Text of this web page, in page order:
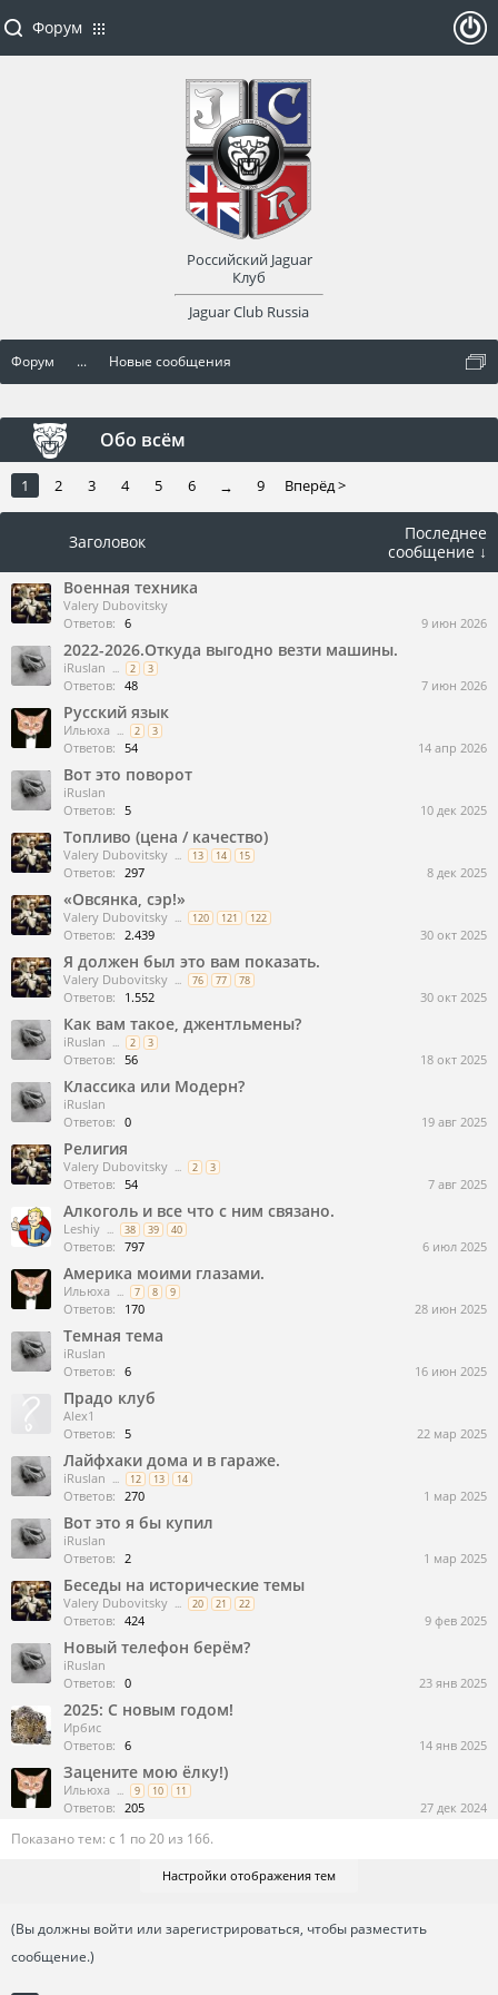
Форум ... Новые сообщения
Обо всём
1 2 3 4 5 6 → 9 Вперёд >
Заголовок
Последнее
сообщение ↓
Военная техника
Valery Dubovitsky
Ответов: 6 9 июн 2026
2022-2026.Откуда выгодно везти машины.
iRuslan ... 2 3
Ответов: 48 7 июн 2026
Русский язык
Ильюха ... 2 3
Ответов: 54 14 апр 2026
Вот это поворот
iRuslan
Ответов: 5 10 дек 2025
Топливо (цена / качество)
Valery Dubovitsky ... 13 14 15
Ответов: 297 8 дек 2025
«Овсянка, сэр!»
Valery Dubovitsky ... 120 121 122
Ответов: 2.439 30 окт 2025
Я должен был это вам показать.
Valery Dubovitsky ... 76 77 78
Ответов: 1.552 30 окт 2025
Как вам такое, джентльмены?
iRuslan ... 2 3
Ответов: 56 18 окт 2025
Классика или Модерн?
iRuslan
Ответов: 0 19 авг 2025
Религия
Valery Dubovitsky ... 2 3
Ответов: 54 7 авг 2025
Алкоголь и все что с ним связано.
Leshiy ... 38 39 40
Ответов: 797 6 июл 2025
Америка моими глазами.
Ильюха ... 7 8 9
Ответов: 170 28 июн 2025
Темная тема
iRuslan
Ответов: 6 16 июн 2025
Прадо клуб
Alex1
Ответов: 5 22 мар 2025
Лайфхаки дома и в гараже.
iRuslan ... 12 13 14
Ответов: 270 1 мар 2025
Вот это я бы купил
iRuslan
Ответов: 2 1 мар 2025
Беседы на исторические темы
Valery Dubovitsky ... 20 21 22
Ответов: 424 9 фев 2025
Новый телефон берём?
iRuslan
Ответов: 0 23 янв 2025
2025: C новым годом!
Ирбис
Ответов: 6 14 янв 2025
Зацените мою ёлку!)
Ильюха ... 9 10 11
Ответов: 205 27 дек 2024
Показано тем: с 1 по 20 из 166.
Настройки отображения тем
(Вы должны войти или зарегистрироваться, чтобы разместить
сообщение.)
Форум
Российский Jaguar
Клуб
Jaguar Club Russia
оват